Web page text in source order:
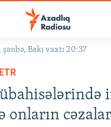
Bakı vaxtı 20:37
onların